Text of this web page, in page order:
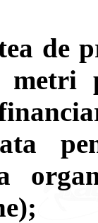
de
metri